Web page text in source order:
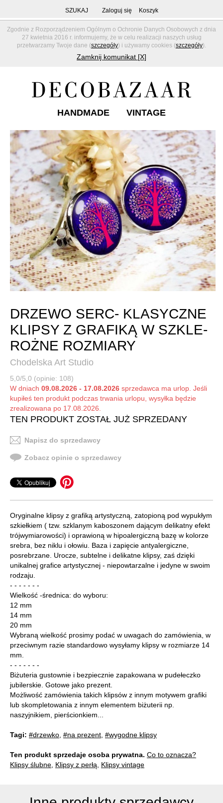
Zgodnie z Rozporządzeniem Ogólnym o Ochronie Danych Osobowych z dnia
27 kwietnia 2016 r. informujemy, że w celu realizacji naszych usług
przetwarzamy Twoje dane (szczegóły) i używamy cookies (szczegóły).
Zamknij komunikat [X]
SZUKAJ Zaloguj się Koszyk
HANDMADE VINTAGE
DRZEWO SERC- KLASYCZNE
KLIPSY Z GRAFIKĄ W SZKLE-
ROŻNE ROZMIARY
Chodelska Art Studio
5,0/5,0 (opinie: 108)
W dniach 09.08.2026 - 17.08.2026 sprzedawca ma urlop. Jeśli
kupiłeś ten produkt podczas trwania urlopu, wysyłka będzie
zrealizowana po 17.08.2026.
TEN PRODUKT ZOSTAŁ JUŻ SPRZEDANY
Napisz do sprzedawcy
Zobacz opinie o sprzedawcy
Oryginalne klipsy z grafiką artystyczną, zatopioną pod wypukłym
szkiełkiem ( tzw. szklanym kaboszonem dającym delikatny efekt
trójwymiarowości) i oprawioną w hipoalergiczną bazę w kolorze
srebra, bez niklu i ołowiu. Baza i zapięcie antyalergiczne,
posrebrzane. Urocze, subtelne i delikatne klipsy, zaś dzięki
unikalnej grafice artystycznej - niepowtarzalne i jedyne w swoim
rodzaju.
- - - - - - -
Wielkość -średnica: do wyboru:
12 mm
14 mm
20 mm
Wybraną wielkość prosimy podać w uwagach do zamówienia, w
przeciwnym razie standardowo wysyłamy klipsy w rozmiarze 14
mm.
- - - - - - -
Biżuteria gustownie i bezpiecznie zapakowana w pudełeczko
jubilerskie. Gotowe jako prezent.
Możliwość zamówienia takich klipsów z innym motywem grafiki
lub skompletowania z innym elementem biżuterii np.
naszyjnikiem, pierścionkiem...
Tagi: #drzewko, #na prezent, #wygodne klipsy
Ten produkt sprzedaje osoba prywatna. Co to oznacza?
Klipsy ślubne, Klipsy z perłą, Klipsy vintage